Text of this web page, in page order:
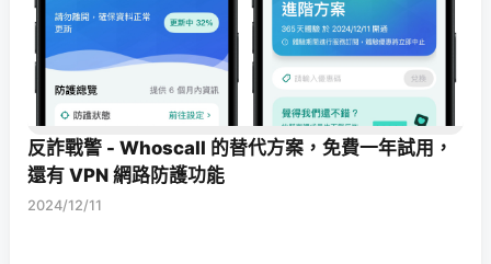
反詐戰警 - Whoscall 的替代方案，免費一年試用，
還有 VPN 網路防護功能
2024/12/11